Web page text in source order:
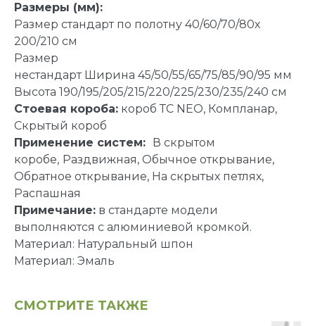
Размеры (мм):
Размер стандарт по полотну 40/60/70/80х
200/210 см
Размер
нестандарт Ширина 45/50/55/65/75/85/90/95 мм
Высота 190/195/205/215/220/225/230/235/240 см
Стоевая короба: короб ТС NEO, Компланар,
Скрытый короб
Применение систем:
В скрытом
коробе, Раздвижная, Обычное открывание,
Обратное открывание, На скрытых петлях,
Распашная
Примечание: в стандарте модели
выполняются с алюминиевой кромкой.
Материал: Натуральный шпон
Материал: Эмаль
СМОТРИТЕ ТАКЖЕ